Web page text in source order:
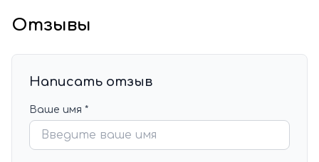
Отзывы
Написать отзыв
Ваше имя *